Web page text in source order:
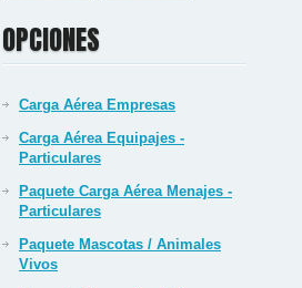
OPCIONES
Carga Aérea Empresas
Carga Aérea Equipajes -
Particulares
Paquete Carga Aérea Menajes -
Particulares
Paquete Mascotas / Animales
Vivos